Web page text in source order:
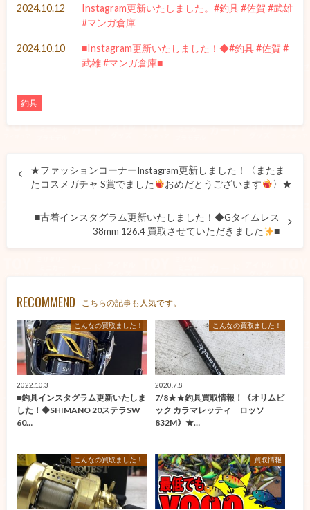
2024.10.12
Instagram更新いたしました。#釣具 #佐賀 #武雄
#マンガ倉庫
2024.10.10
■Instagram更新いたしました！◆#釣具 #佐賀 #
武雄 #マンガ倉庫■
釣具
★ファッションコーナーInstagram更新しました！〈またま
たコスメガチャ S賞でました
おめだとうございます 〉★
■古着インスタグラム更新いたしました！◆Gタイムレス
38mm 126.4 買取させていただきました
■
RECOMMEND こちらの記事も人気です。
こんなの買取ました！
2022.10.3
■釣具インスタグラム更新いたしま
した！◆SHIMANO 20ステラSW
60…
こんなの買取ました！
2020.7.8
7/8★★釣具買取情報！《オリムピ
ック カラマレッティ ロッソ
832M》★…
こんなの買取ました！ 買取情報